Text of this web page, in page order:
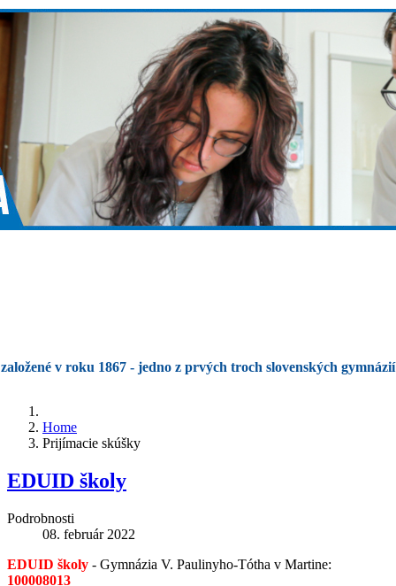
založené v roku 1867 - jedno z prvých troch slovenských gymnázií
Home
Prijímacie skúšky
EDUID školy
Podrobnosti
08. február 2022
EDUID školy - Gymnázia V. Paulinyho-Tótha v Martine:
100008013